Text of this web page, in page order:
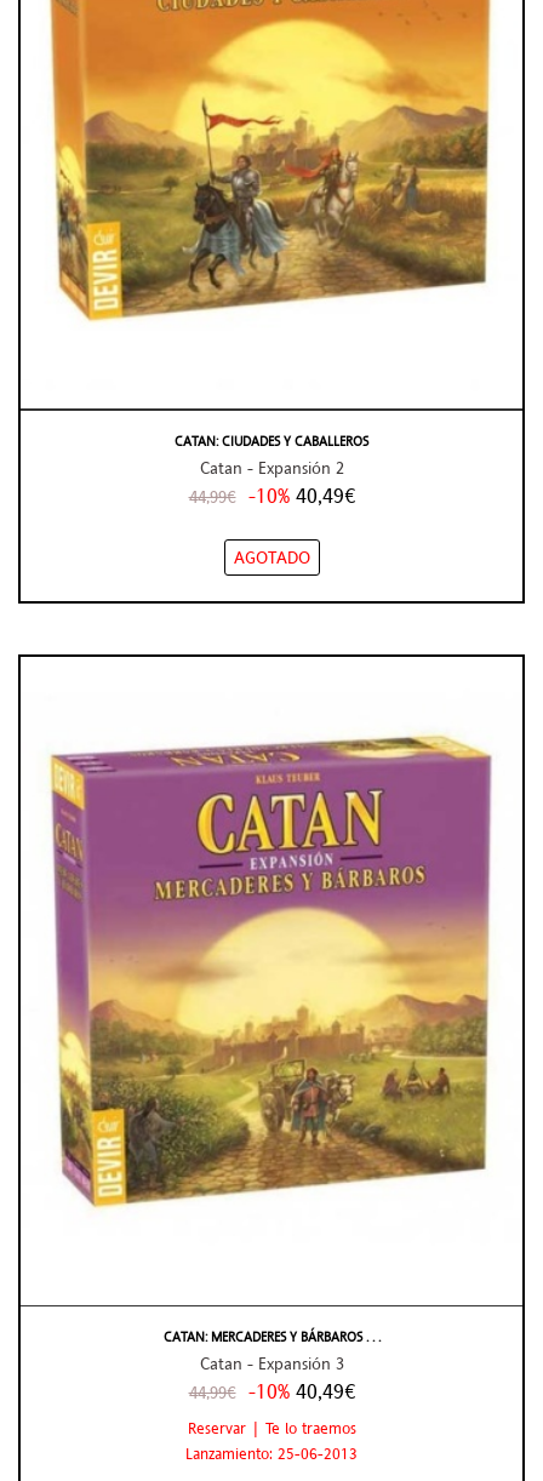
CATAN: CIUDADES Y CABALLEROS
Catan - Expansión 2
44,99€ -10% 40,49€
AGOTADO
CATAN: MERCADERES Y BÁRBAROS . . .
Catan - Expansión 3
44,99€ -10% 40,49€
Reservar | Te lo traemos
Lanzamiento: 25-06-2013